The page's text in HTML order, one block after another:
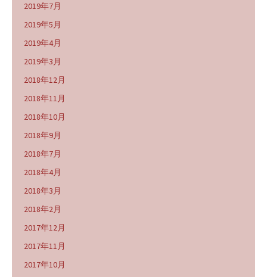
2019年7月
2019年5月
2019年4月
2019年3月
2018年12月
2018年11月
2018年10月
2018年9月
2018年7月
2018年4月
2018年3月
2018年2月
2017年12月
2017年11月
2017年10月